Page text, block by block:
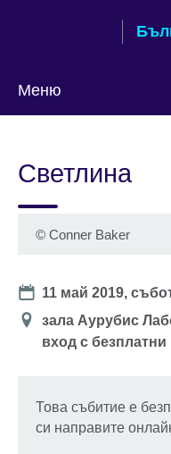
Меню
Светлина
© Conner Baker
Date
11 май 2019,
Location
зала Аурубис
вход с безплатни
Това събитие е
си направите